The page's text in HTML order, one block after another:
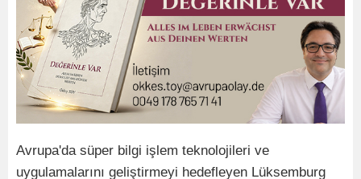
Avrupa'da süper bilgi işlem teknolojileri ve
uygulamalarını geliştirmeyi hedefleyen Lüksemburg